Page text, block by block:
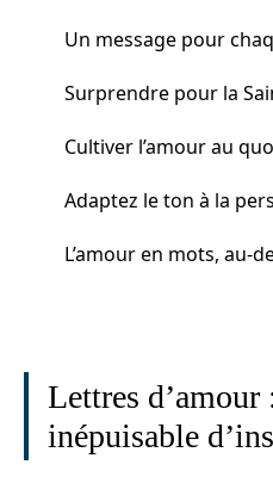
Un message pour
Surprendre pour la
Cultiver l’amour au
Adaptez le ton à la
L’amour en mots, au-
Lettres d’amour
inépuisable